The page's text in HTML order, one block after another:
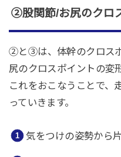
②股関節/お尻のクロ
②と ③は、体幹のクロス
尻のクロスポイントの変
これをおこなうことで、
っていきます。
気をつけの姿勢から